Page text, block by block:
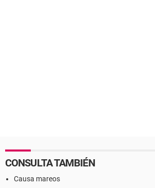
CONSULTA TAMBIÉN
Causa mareos